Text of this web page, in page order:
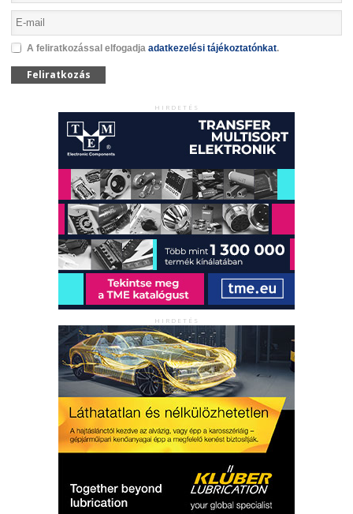
A feliratkozással elfogadja adatkezelési tájékoztatónkat.
Feliratkozás
HIRDETÉS
HIRDETÉS